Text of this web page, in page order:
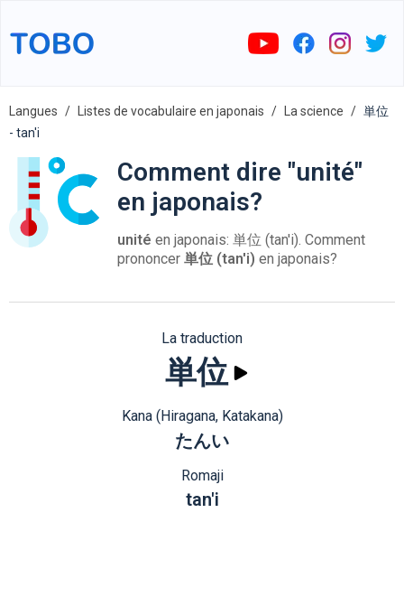
Langues Listes de vocabulaire en japonais La science
単位
- tan'i
Comment dire "unité"
en japonais?
unité en japonais: 単位 (tan'i). Comment
prononcer 単位 (tan'i) en japonais?
La traduction
単位
Kana (Hiragana, Katakana)
たんい
Romaji
tan'i